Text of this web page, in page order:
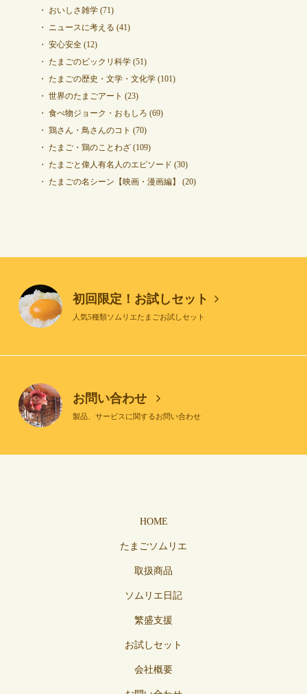
おいしさ雑学(71)
ニュースに考える (41)
安心安全(12)
たまごのビックリ科学(51)
たまごの歴史・文学・文化学(101)
世界のたまごアート (23)
食べ物ジョーク・おもしろ (69)
鶏さん・鳥さんのコト (70)
たまご・鶏のことわざ(109)
たまごと偉人有名人のエピソード (30)
たまごの名シーン【映画・漫画編】
(20)
初回限定！お試しセット
人気5種類ソムリエたまごお試しセット
お問い合わせ
製品、サービスに関するお問い合わせ
HOME
たまごソムリエ
取扱商品
ソムリエ日記
繁盛支援
お試しセット
会社概要